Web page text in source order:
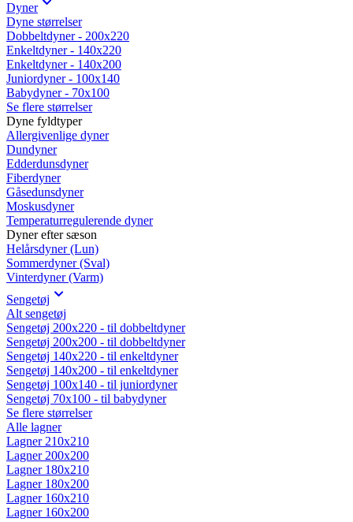
Dyner
Dyne størrelser
Dobbeltdyner - 200x220
Enkeltdyner - 140x220
Enkeltdyner - 140x200
Juniordyner - 100x140
Babydyner - 70x100
Se flere størrelser
Dyne fyldtyper
Allergivenlige dyner
Dundyner
Edderdunsdyner
Fiberdyner
Gåsedunsdyner
Moskusdyner
Temperaturregulerende dyner
Dyner efter sæson
Helårsdyner (Lun)
Sommerdyner (Sval)
Vinterdyner (Varm)
Sengetøj
Alt sengetøj
Sengetøj 200x220 - til dobbeltdyner
Sengetøj 200x200 - til dobbeltdyner
Sengetøj 140x220 - til enkeltdyner
Sengetøj 140x200 - til enkeltdyner
Sengetøj 100x140 - til juniordyner
Sengetøj 70x100 - til babydyner
Se flere størrelser
Alle lagner
Lagner 210x210
Lagner 200x200
Lagner 180x210
Lagner 180x200
Lagner 160x210
Lagner 160x200